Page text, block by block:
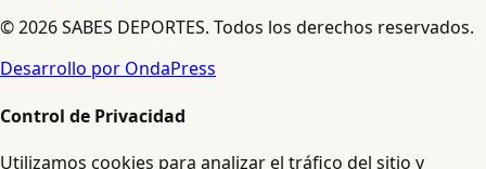
© 2026 SABES DEPORTES. Todos los derechos reservados.
Desarrollo por OndaPress
Control de Privacidad
Utilizamos cookies para analizar el tráfico del sitio y